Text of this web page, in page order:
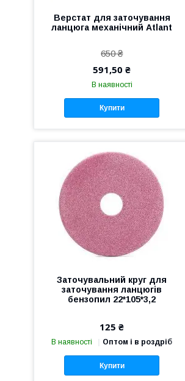
Верстат для заточування
ланцюга механічний Atlant
650 ₴
591,50 ₴
В наявності
Купити
Заточувальний круг для
заточування ланцюгів
бензопил 22*105*3,2
125 ₴
В наявності Оптом і в роздріб
Купити